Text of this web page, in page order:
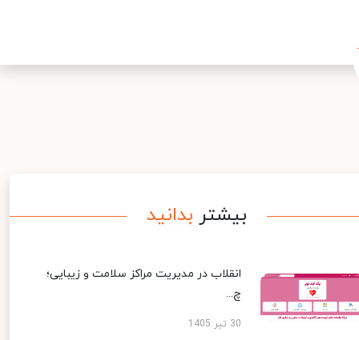
بیشتر بدانید
انقلاب در مدیریت مراکز سلامت و زیبایی؛
چ...
30 تیر 1405